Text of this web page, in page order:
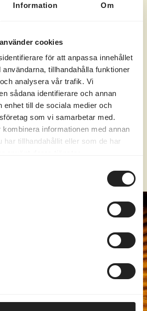
Information Om
cookies
för att anpassa innehållet
tillhandahålla funktioner
analysera vår trafik. Vi
sådana identifierare och annan
enhet till de sociala medier och
som vi samarbetar med.
informationen med annan
har tillhandahållit eller som de har
Skärgårdshus
Gula
föredrar att bo på
vinterbonad och går därför
från påsk till höstlovet.
HANNA